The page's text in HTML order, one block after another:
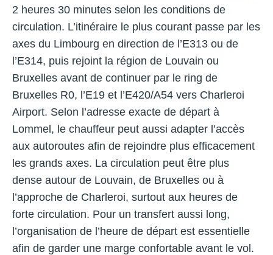
2 heures 30 minutes selon les conditions de
circulation. L’itinéraire le plus courant passe par les
axes du Limbourg en direction de l’E313 ou de
l’E314, puis rejoint la région de Louvain ou
Bruxelles avant de continuer par le ring de
Bruxelles R0, l’E19 et l’E420/A54 vers Charleroi
Airport. Selon l’adresse exacte de départ à
Lommel, le chauffeur peut aussi adapter l’accès
aux autoroutes afin de rejoindre plus efficacement
les grands axes. La circulation peut être plus
dense autour de Louvain, de Bruxelles ou à
l’approche de Charleroi, surtout aux heures de
forte circulation. Pour un transfert aussi long,
l’organisation de l’heure de départ est essentielle
afin de garder une marge confortable avant le vol.